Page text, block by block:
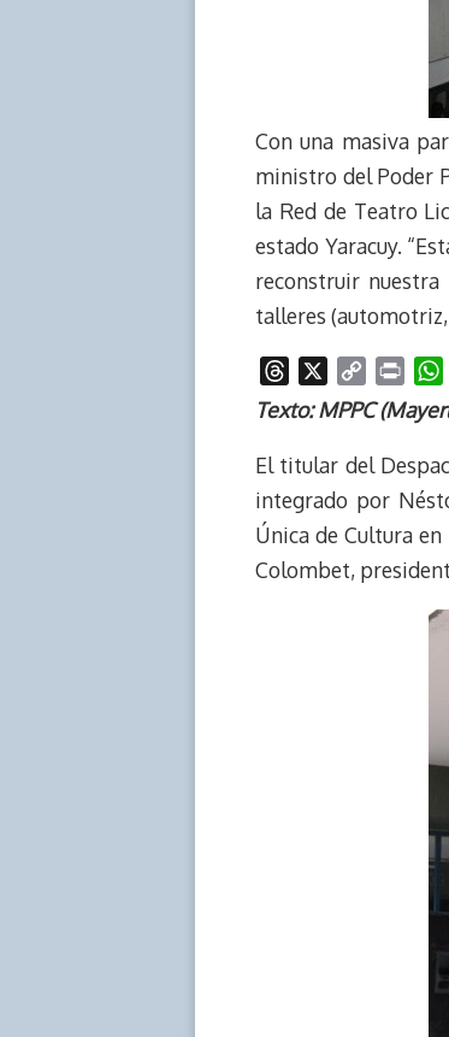
Con una masiva
ministro del Poder
la Red de Teatro
estado Yaracuy.
reconstruir
talleres
h
e
d
s
o
y
i
n
k
r
n
t
Texto: MPPC
El titular del
integrado por
Única de Cultura
Colombet,